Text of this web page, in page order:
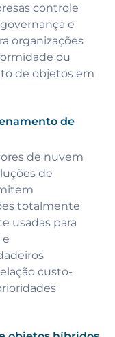
controle
e
organizações
ou
de objetos em
de
de nuvem
de
totalmente
usadas para
e
custo-